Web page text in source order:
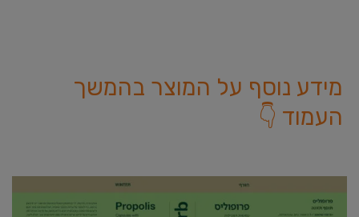
מידע נוסף על המוצר בהמשך
העמוד 👇